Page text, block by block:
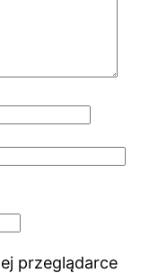
przeglądarce